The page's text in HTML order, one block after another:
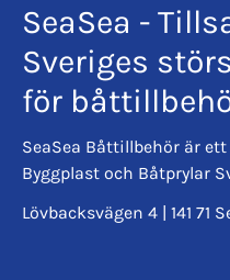
SeaSea -
Sveriges
för
SeaSea Båttillbehör är
Byggplast och Båtprylar
Lövbacksvägen 4 | 141 71